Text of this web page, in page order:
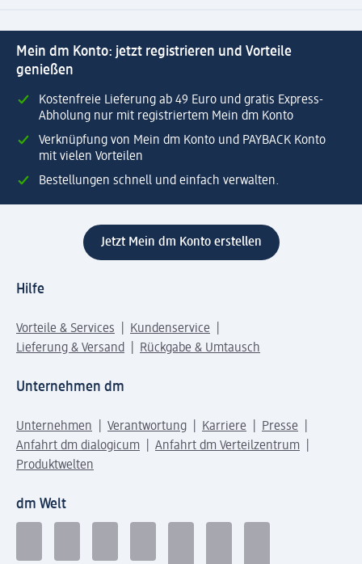
Mein dm Konto: jetzt registrieren und Vorteile
genießen
Kostenfreie Lieferung ab 49 Euro und gratis Express-
Abholung nur mit registriertem Mein dm Konto
Verknüpfung von Mein dm Konto und PAYBACK Konto
mit vielen Vorteilen
Bestellungen schnell und einfach verwalten.
Jetzt Mein dm Konto erstellen
Hilfe
Vorteile & Services
Kundenservice
Lieferung & Versand
Rückgabe & Umtausch
Unternehmen dm
Unternehmen Verantwortung Karriere
Presse
Anfahrt dm dialogicum
Anfahrt dm Verteilzentrum
Produktwelten
dm Welt